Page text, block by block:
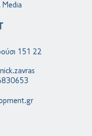
Media
151 22